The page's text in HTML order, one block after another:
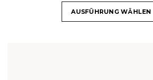
AUSFÜHRUNG WÄHLEN